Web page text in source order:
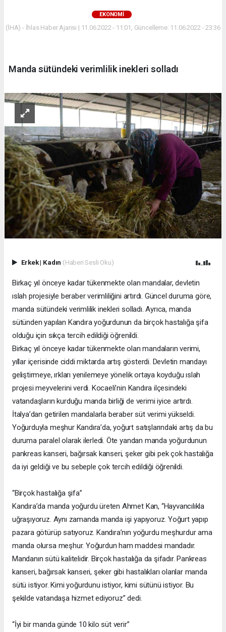
EKONOMİ
(İHA) - İhlas Haber Ajansı | 11.06.2022 - 11:01, Güncelleme: 11.06.2022 - 23:36
Manda sütündeki verimlilik inekleri solladı
Erkek| Kadın (Haberi Sesli Oku)
Birkaç yıl önceye kadar tükenmekte olan mandalar, devletin
ıslah projesiyle beraber verimliliğini artırdı. Güncel duruma göre,
manda sütündeki verimlilik inekleri solladı. Ayrıca, manda
sütünden yapılan Kandıra yoğurdunun da birçok hastalığa şifa
olduğu için sıkça tercih edildiği öğrenildi.
Birkaç yıl önceye kadar tükenmekte olan mandaların verimi,
yıllar içerisinde ciddi miktarda artış gösterdi. Devletin mandayı
geliştirmeye, ırkları yenilemeye yönelik ortaya koyduğu ıslah
projesi meyvelerini verdi. Kocaeli’nin Kandıra ilçesindeki
vatandaşların kurduğu manda birliği de verimi iyice artırdı.
İtalya’dan getirilen mandalarla beraber süt verimi yükseldi.
Yoğurduyla meşhur Kandıra’da, yoğurt satışlarındaki artış da bu
duruma paralel olarak ilerledi. Öte yandan manda yoğurdunun
pankreas kanseri, bağırsak kanseri, şeker gibi pek çok hastalığa
da iyi geldiği ve bu sebeple çok tercih edildiği öğrenildi.
“Birçok hastalığa şifa”
Kandıra’da manda yoğurdu üreten Ahmet Kan, “Hayvancılıkla
uğraşıyoruz. Aynı zamanda manda işi yapıyoruz. Yoğurt yapıp
pazara götürüp satıyoruz. Kandıra’nın yoğurdu meşhurdur ama
manda olursa meşhur. Yoğurdun ham maddesi mandadır.
Mandanın sütü kalitelidir. Birçok hastalığa da şifadır. Pankreas
kanseri, bağırsak kanseri, şeker gibi hastalıkları olanlar manda
sütü istiyor. Kimi yoğurdunu istiyor, kimi sütünü istiyor. Bu
şekilde vatandaşa hizmet ediyoruz” dedi.
“İyi bir manda günde 10 kilo süt verir”